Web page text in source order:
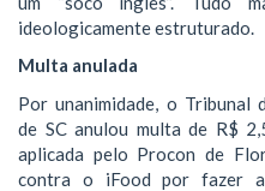
ideologicamente estruturado.
Multa anulada
Por unanimidade, o Tribunal
de SC anulou multa de R$
aplicada pelo Procon de
contra o iFood por fazer